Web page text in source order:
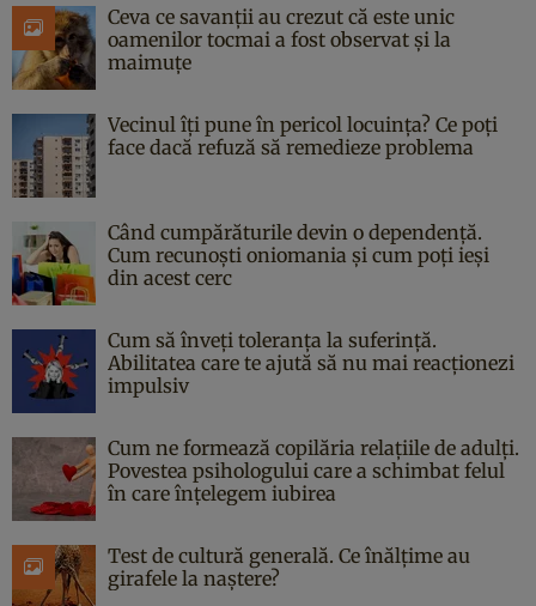
Ceva ce savanții au crezut că este unic
oamenilor tocmai a fost observat și la
maimuțe
Vecinul îți pune în pericol locuința? Ce poți
face dacă refuză să remedieze problema
Când cumpărăturile devin o dependență.
Cum recunoști oniomania și cum poți ieși
din acest cerc
Cum să înveți toleranța la suferință.
Abilitatea care te ajută să nu mai reacționezi
impulsiv
Cum ne formează copilăria relațiile de adulți.
Povestea psihologului care a schimbat felul
în care înțelegem iubirea
Test de cultură generală. Ce înălțime au
girafele la naștere?